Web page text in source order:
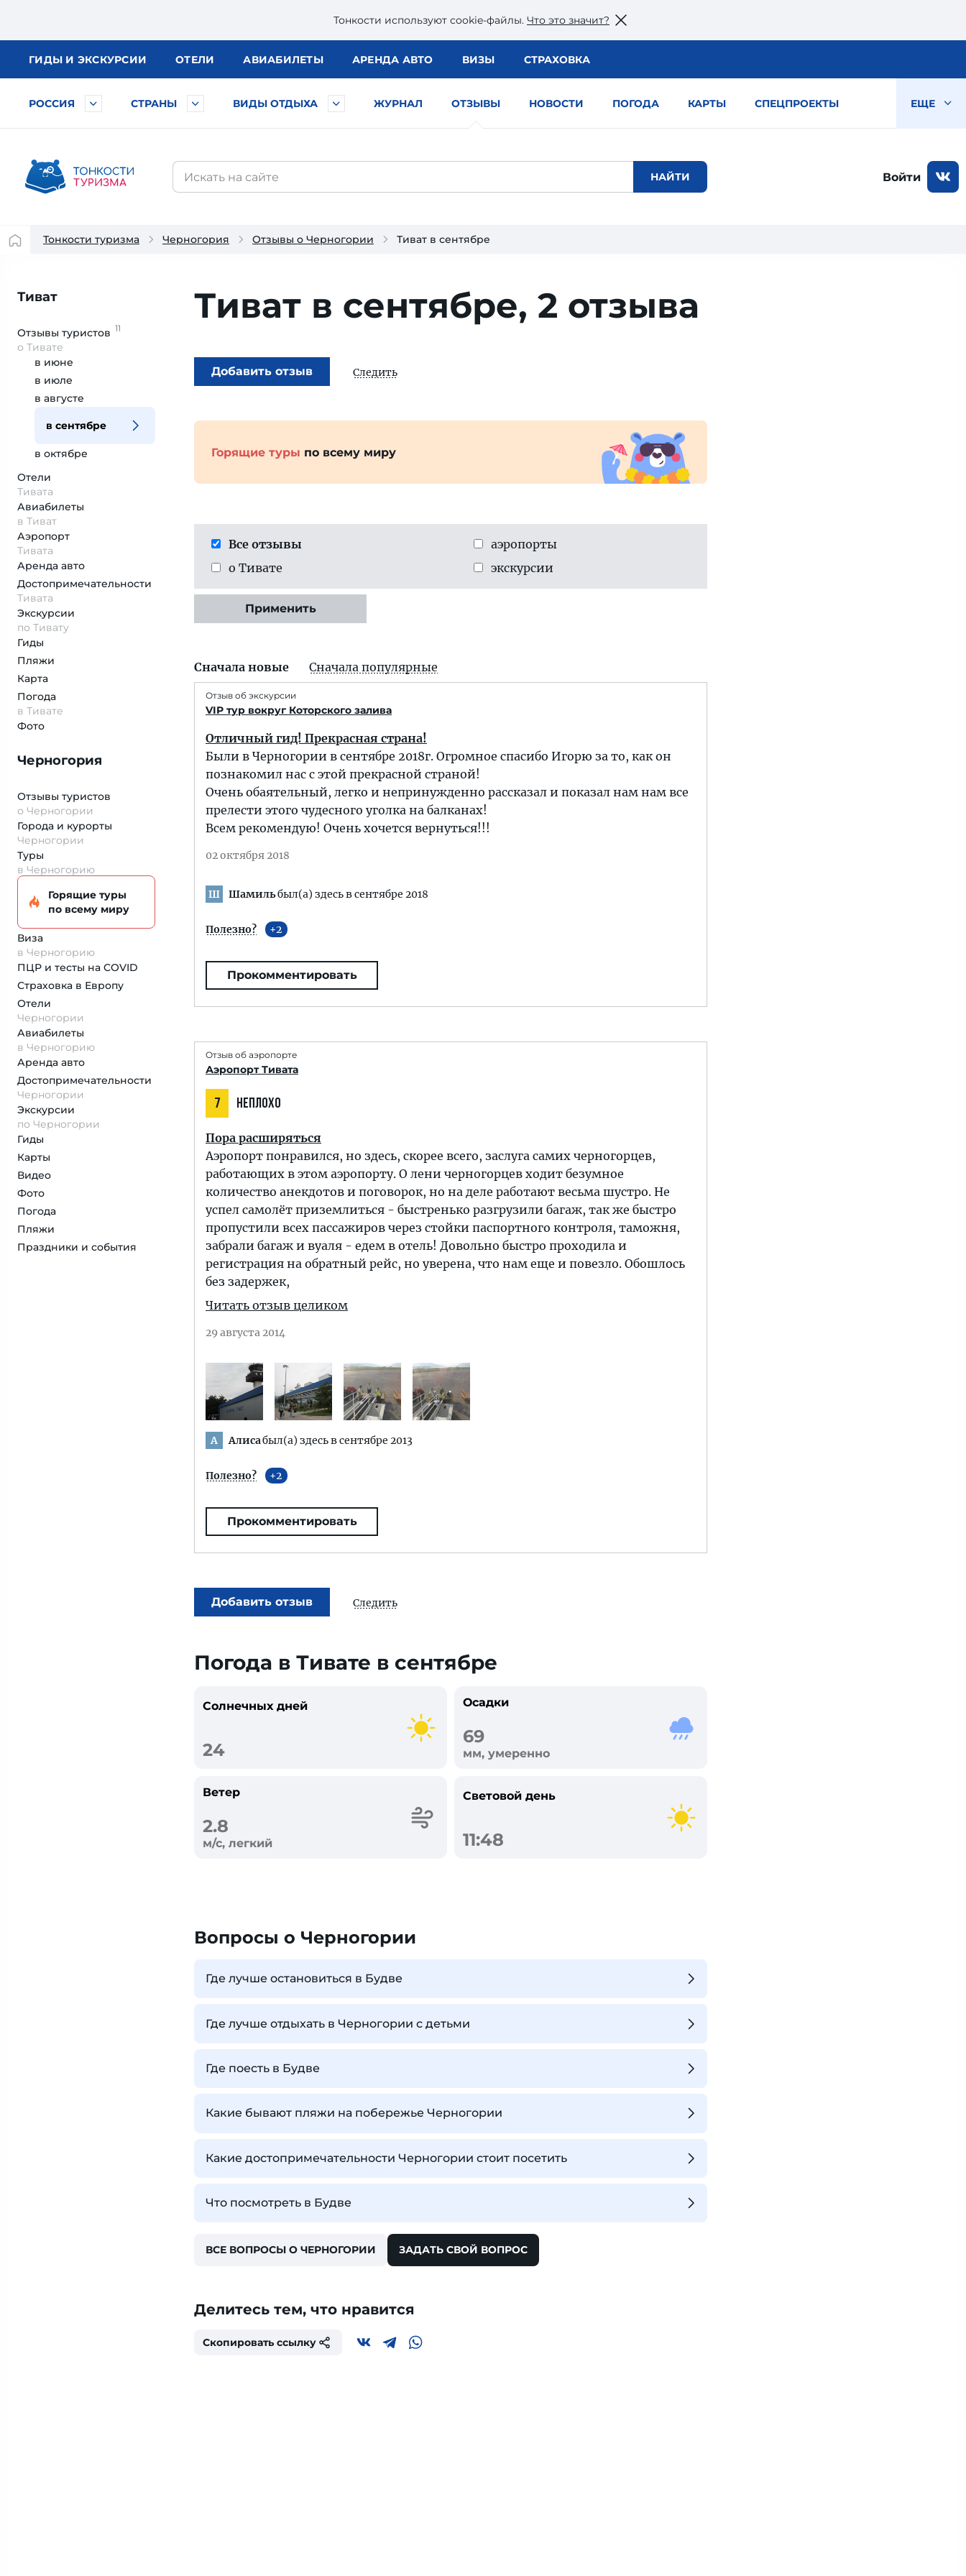
Тонкости используют сookie-файлы. Что это значит?
ГИДЫ И ЭКСКУРСИИ ОТЕЛИ АВИАБИЛЕТЫ АРЕНДА АВТО ВИЗЫ СТРАХОВКА
РОССИЯ СТРАНЫ ВИДЫ ОТДЫХА ЖУРНАЛ ОТЗЫВЫ НОВОСТИ ПОГОДА КАРТЫ СПЕЦПРОЕКТЫ ЕЩЕ
Войти
Тонкости туризма Черногория Отзывы о Черногории Тиват в сентябре
Тиват
Отзывы туристов 11
о Тивате
в июне
в июле
в августе
в сентябре
в октябре
Отели
Тивата
Авиабилеты
в Тиват
Аэропорт
Тивата
Аренда авто
Достопримеча­тельности
Тивата
Экскурсии
по Тивату
Гиды
Пляжи
Карта
Погода
в Тивате
Фото
Черногория
Отзывы туристов
о Черногории
Города и курорты
Черногории
Туры
в Черногорию
Горящие туры
по всему миру
Виза
в Черногорию
ПЦР и тесты на COVID
Страховка в Европу
Отели
Черногории
Авиабилеты
в Черногорию
Аренда авто
Достопримеча­тельности
Черногории
Экскурсии
по Черногории
Гиды
Карты
Видео
Фото
Погода
Пляжи
Праздники и события
Тиват в сентябре, 2 отзыва
Добавить отзыв Следить
Горящие туры по всему миру
Все отзывы
о Тивате
аэропорты
экскурсии
Применить
Сначала новые Сначала популярные
Отзыв об экскурсии
VIP тур вокруг Которского залива
Отличный гид! Прекрасная страна!
Были в Черногории в сентябре 2018г. Огромное спасибо Игорю за то, как он
познакомил нас с этой прекрасной страной!
Очень обаятельный, легко и непринужденно рассказал и показал нам нам все
прелести этого чудесного уголка на балканах!
Всем рекомендую! Очень хочется вернуться!!!
02 октября 2018
Ш Шамильбыл(а) здесь в сентябре 2018
Полезно? 2
Прокомментировать
Отзыв об аэропорте
Аэропорт Тивата
7 НЕПЛОХО
Пора расширяться
Аэропорт понравился, но здесь, скорее всего, заслуга самих черногорцев,
работающих в этом аэропорту. О лени черногорцев ходит безумное
количество анекдотов и поговорок, но на деле работают весьма шустро. Не
успел самолёт приземлиться - быстренько разгрузили багаж, так же быстро
пропустили всех пассажиров через стойки паспортного контроля, таможня,
забрали багаж и вуаля - едем в отель! Довольно быстро проходила и
регистрация на обратный рейс, но уверена, что нам еще и повезло. Обошлось
без задержек,
Читать отзыв целиком
29 августа 2014
А Алисабыл(а) здесь в сентябре 2013
Полезно? 2
Прокомментировать
Добавить отзыв Следить
Погода в Тивате в сентябре
Солнечных дней
24
Осадки
69
мм, умеренно
Ветер
2.8
м/с, легкий
Световой день
11:48
Вопросы о Черногории
Где лучше остановиться в Будве
Где лучше отдыхать в Черногории с детьми
Где поесть в Будве
Какие бывают пляжи на побережье Черногории
Какие достопримечательности Черногории стоит посетить
Что посмотреть в Будве
ВСЕ ВОПРОСЫ О ЧЕРНОГОРИИ ЗАДАТЬ СВОЙ ВОПРОС
Делитесь тем, что нравится
Скопировать ссылку